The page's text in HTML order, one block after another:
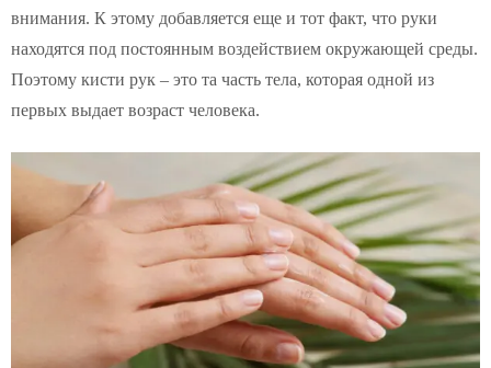
внимания. К этому добавляется еще и тот факт, что руки
находятся под постоянным воздействием окружающей среды.
Поэтому кисти рук – это та часть тела, которая одной из
первых выдает возраст человека.